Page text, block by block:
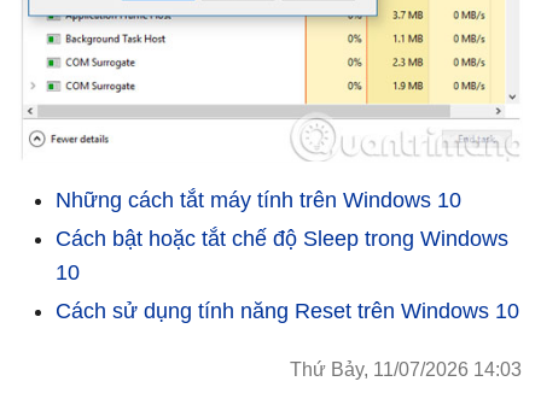
Những cách tắt máy tính trên Windows 10
Cách bật hoặc tắt chế độ Sleep trong Windows
10
Cách sử dụng tính năng Reset trên Windows 10
Thứ Bảy, 11/07/2026 14:03